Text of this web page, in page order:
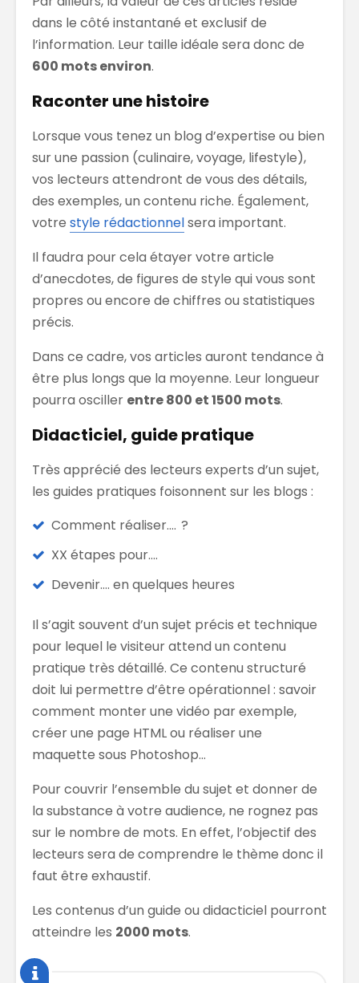
dans le côté instantané et exclusif de
l’information. Leur taille idéale sera donc de
600 mots environ.
Raconter une histoire
Lorsque vous tenez un blog d’expertise ou bien
sur une passion (culinaire, voyage, lifestyle),
vos lecteurs attendront de vous des détails,
des exemples, un contenu riche. Également,
votre style rédactionnelsera important.
Il faudra pour cela étayer votre article
d’anecdotes, de figures de style qui vous sont
propres ou encore de chiffres ou statistiques
précis.
Dans ce cadre, vos articles auront tendance à
être plus longs que la moyenne. Leur longueur
pourra osciller entre 800 et 1500 mots.
Didacticiel, guide pratique
Très apprécié des lecteurs experts d’un sujet,
les guides pratiques foisonnent sur les blogs :
Comment réaliser…. ?
XX étapes pour….
Devenir…. en quelques heures
Il s’agit souvent d’un sujet précis et technique
pour lequel le visiteur attend un contenu
pratique très détaillé. Ce contenu structuré
doit lui permettre d’être opérationnel : savoir
comment monter une vidéo par exemple,
créer une page HTML ou réaliser une
maquette sous Photoshop…
Pour couvrir l’ensemble du sujet et donner de
la substance à votre audience, ne rognez pas
sur le nombre de mots. En effet, l’objectif des
lecteurs sera de comprendre le thème donc il
faut être exhaustif.
Les contenus d’un guide ou didacticiel pourront
atteindre les 2000 mots.